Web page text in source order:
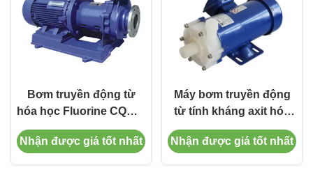
Bơm truyền động từ
hóa học Fluorine CQB-F
Bơm truyền động bằng
thép không gỉ
Nhận được giá tốt nhất
Máy bơm truyền động
từ tính kháng axit hóa
học MP Máy bơm nước
ly tâm mini
Nhận được giá tốt nhất